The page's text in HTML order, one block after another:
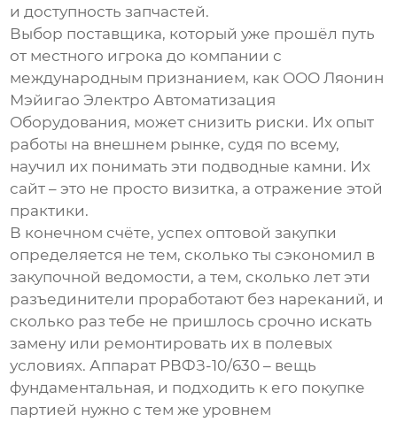
и доступность запчастей.
Выбор поставщика, который уже прошёл путь
от местного игрока до компании с
международным признанием, как ООО Ляонин
Мэйигао Электро Автоматизация
Оборудования, может снизить риски. Их опыт
работы на внешнем рынке, судя по всему,
научил их понимать эти подводные камни. Их
сайт – это не просто визитка, а отражение этой
практики.
В конечном счёте, успех оптовой закупки
определяется не тем, сколько ты сэкономил в
закупочной ведомости, а тем, сколько лет эти
разъединители проработают без нареканий, и
сколько раз тебе не пришлось срочно искать
замену или ремонтировать их в полевых
условиях. Аппарат РВФЗ-10/630 – вещь
фундаментальная, и подходить к его покупке
партией нужно с тем же уровнем